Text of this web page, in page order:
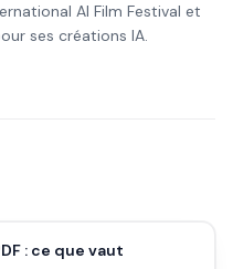
AI Film Festival et
ses créations IA.
: ce que vaut